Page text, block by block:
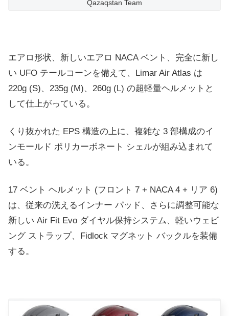
Qazaqstan Team
エアロ形状、新しいエアロ NACA ベント、完全に新し
い UFO テールコーンを備えて、Limar Air Atlas は
220g (S)、235g (M)、260g (L) の超軽量ヘルメットと
して仕上がっている。
くり抜かれた EPS 構造の上に、複雑な 3 部構成のイ
ンモールド ポリカーボネート シェルが組み込まれて
いる。
17 ベント ヘルメット (フロント 7 + NACA 4 + リア 6)
は、従来の洗えるインナー パッド、さらに調整可能な
新しい Air Fit Evo ダイヤル保持システム、軽いウェビ
ング ストラップ、Fidlock マグネット バックルを装備
する。